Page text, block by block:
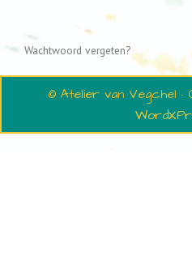
Wachtwoord vergeten?
© Atelier van Vegchel ·